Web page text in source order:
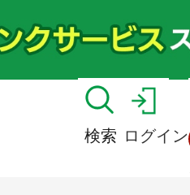
検索 ログイン